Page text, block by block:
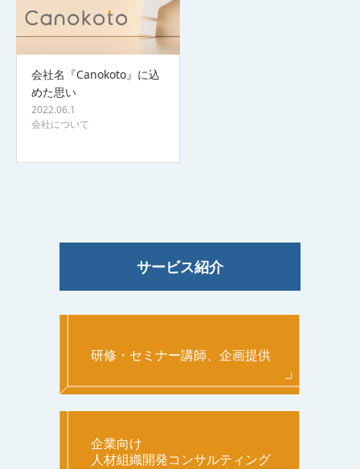
会社名『Canokoto』に込
めた思い
2022.06.1
会社について
サービス紹介
研修・セミナー講師、企画提供
企業向け
人材組織開発コンサルティング